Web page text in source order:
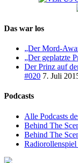
Das war los
„Der Mord-
„Der geplatzte
Der Prinz auf
#020 7. Juli
Podcasts
Alle Podcasts
Behind The
Behind The